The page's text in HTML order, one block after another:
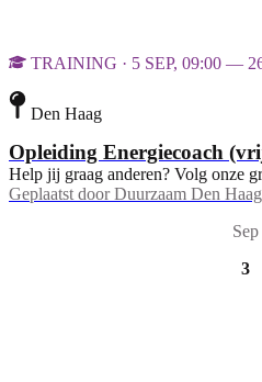
TRAINING · 5 SEP, 09:00 —
Den Haag
Opleiding Energiecoach
Help jij graag anderen? Volg onze
Geplaatst door Duurzaam Den Haag
Sep
3